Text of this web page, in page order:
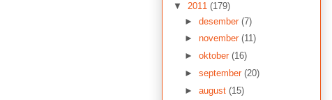
▼ 2011 (179)
► desember (7)
► november (11)
► oktober (16)
► september (20)
► august (15)